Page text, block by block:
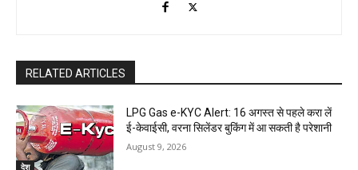
RELATED ARTICLES
देश
LPG Gas e-KYC Alert: 16 अगस्त से पहले करा लें
ई-केवाईसी, वरना सिलेंडर बुकिंग में आ सकती है परेशानी
August 9, 2026